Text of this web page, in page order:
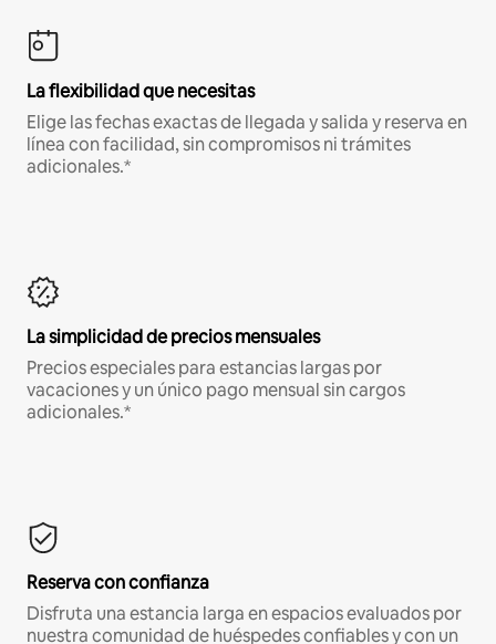
La flexibilidad que necesitas
Elige las fechas exactas de llegada y salida y reserva en
línea con facilidad, sin compromisos ni trámites
adicionales.*
La simplicidad de precios mensuales
Precios especiales para estancias largas por
vacaciones y un único pago mensual sin cargos
adicionales.*
Reserva con confianza
Disfruta una estancia larga en espacios evaluados por
nuestra comunidad de huéspedes confiables y con un